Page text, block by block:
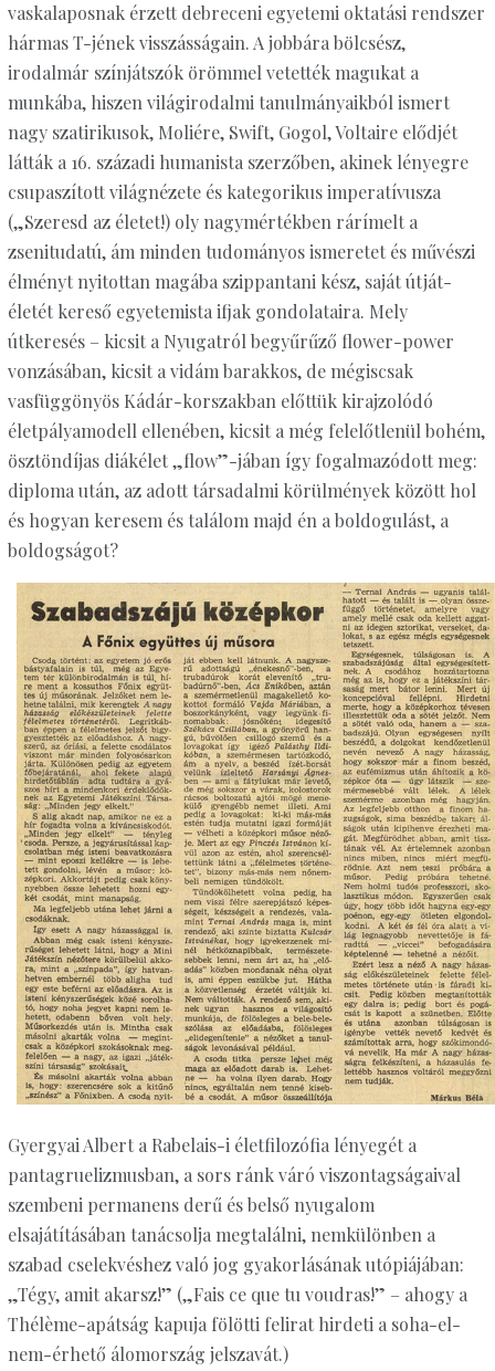
vaskalaposnak érzett debreceni egyetemi oktatási rendszer
hármas T-jének visszásságain. A jobbára bölcsész,
irodalmár színjátszók örömmel vetették magukat a
munkába, hiszen világirodalmi tanulmányaikból ismert
nagy szatirikusok, Moliére, Swift, Gogol, Voltaire elődjét
látták a 16. századi humanista szerzőben, akinek lényegre
csupaszított világnézete és kategorikus imperatívusza
(„Szeresd az életet!) oly nagymértékben rárímelt a
zsenitudatú, ám minden tudományos ismeretet és művészi
élményt nyitottan magába szippantani kész, saját útját-
életét kereső egyetemista ifjak gondolataira. Mely
útkeresés – kicsit a Nyugatról begyűrűző flower-power
vonzásában, kicsit a vidám barakkos, de mégiscsak
vasfüggönyös Kádár-korszakban előttük kirajzolódó
életpályamodell ellenében, kicsit a még felelőtlenül bohém,
ösztöndíjas diákélet „flow”-jában így fogalmazódott meg:
diploma után, az adott társadalmi körülmények között hol
és hogyan keresem és találom majd én a boldogulást, a
boldogságot?
Gyergyai Albert a Rabelais-i életfilozófia lényegét a
pantagruelizmusban, a sors ránk váró viszontagságaival
szembeni permanens derű és belső nyugalom
elsajátításában tanácsolja megtalálni, nemkülönben a
szabad cselekvéshez való jog gyakorlásának utópiájában:
„Tégy, amit akarsz!” („Fais ce que tu voudras!” – ahogy a
Thélème-apátság kapuja fölötti felirat hirdeti a soha-el-
nem-érhető álomország jelszavát.)